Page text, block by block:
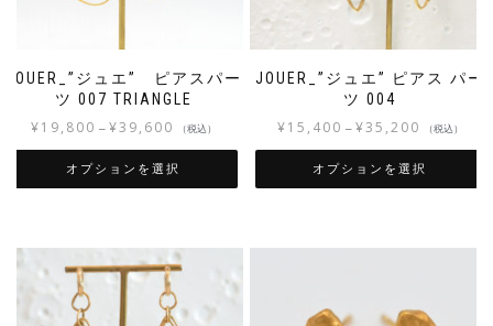
JOUER_”ジュエ” ピアスパー
ツ 007 TRIANGLE
¥19,800 – ¥39,600 （税込）
オプションを選択
JOUER_”ジュエ” ピアス パー
ツ 004
¥15,400 – ¥35,200 （税込）
オプションを選択